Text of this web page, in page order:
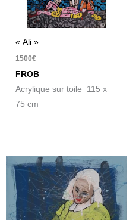
« Ali »
1500€
FROB
Acrylique sur toile 115 x
75 cm